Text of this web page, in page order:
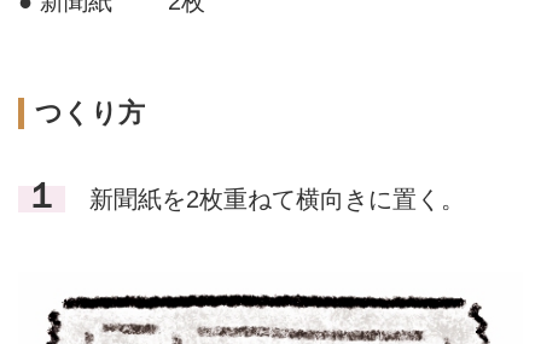
つくり方
１ 新聞紙を2枚重ねて横向きに置く。